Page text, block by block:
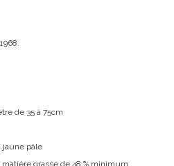
de 35 à 75cm
jaune pâle
matière grasse de 48 % minimum.